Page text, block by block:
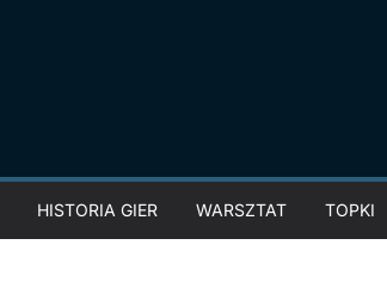
HISTORIA GIER WARSZTAT TOPKI